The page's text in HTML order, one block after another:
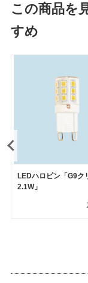
この商品を
すめ
LEDハロピン「G9ク
2.1W」